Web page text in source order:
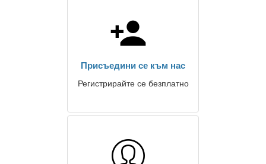
Присъедини се към нас
Регистрирайте се безплатно